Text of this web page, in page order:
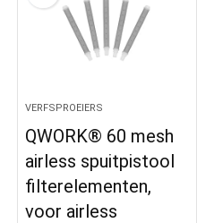
VERFSPROEIERS
QWORK® 60 mesh
airless spuitpistool
filterelementen,
voor airless